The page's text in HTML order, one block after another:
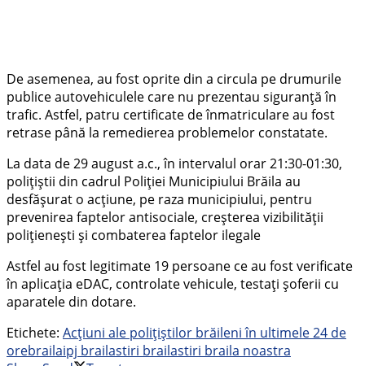
De asemenea, au fost oprite din a circula pe drumurile
publice autovehiculele care nu prezentau siguranță în
trafic. Astfel, patru certificate de înmatriculare au fost
retrase până la remedierea problemelor constatate.
La data de 29 august a.c., în intervalul orar 21:30-01:30,
polițiștii din cadrul Poliției Municipiului Brăila au
desfășurat o acțiune, pe raza municipiului, pentru
prevenirea faptelor antisociale, creșterea vizibilității
polițienești și combaterea faptelor ilegale
Astfel au fost legitimate 19 persoane ce au fost verificate
în aplicația eDAC, controlate vehicule, testați șoferii cu
aparatele din dotare.
Etichete: Acțiuni ale polițiștilor brăileni în ultimele 24 de
orebrailaipj brailastiri brailastiri braila noastra